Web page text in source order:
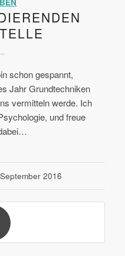
schon gespannt,
Jahr Grundtechniken
vermitteln werde. Ich
und freue
2016